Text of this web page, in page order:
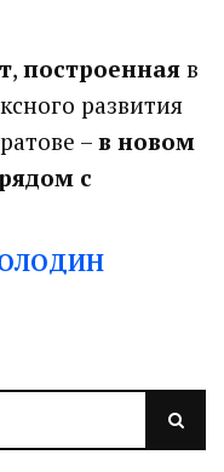
, построеннаяв
развития
– в новом
с